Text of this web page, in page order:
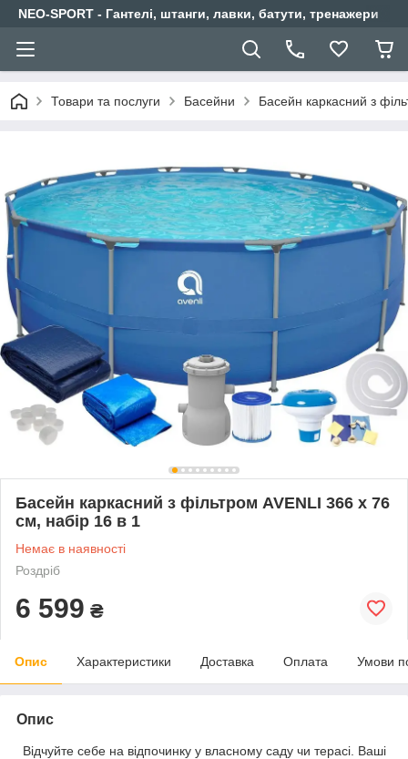
NEO-SPORT - Гантелі, штанги, лавки, батути, тренажери
Товари та послуги Басейни Басейн каркасний з
Басейн каркасний з фільтром AVENLI 366 х 76
см, набір 16 в 1
Немає в наявності
Роздріб
6 599 ₴
Опис Характеристики Доставка Оплата Умови
Опис
Відчуйте себе на відпочинку у власному саду чи терасі. Ваші